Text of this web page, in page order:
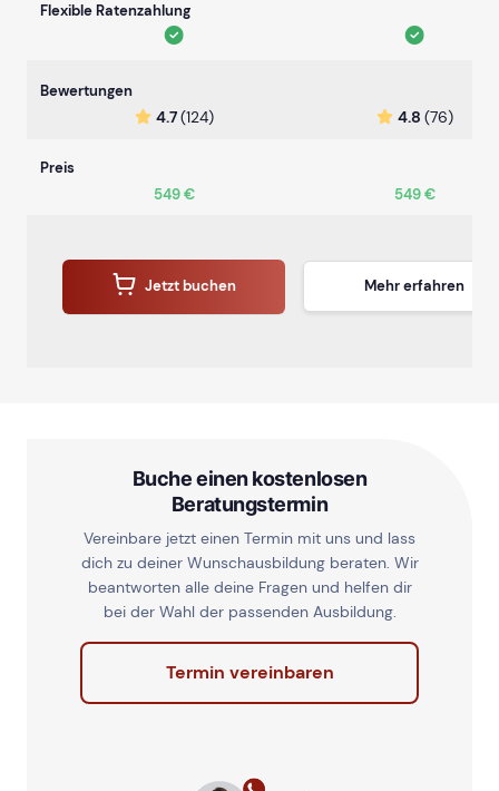
Flexible Ratenzahlung
Bewertungen
4.7(124) 4.8 (76)
Preis
549 €
549 €
Jetzt buchen Mehr erfahren
Buche einen kostenlosen
Beratungstermin
Vereinbare jetzt einen Termin mit uns und lass
dich zu deiner Wunschausbildung beraten. Wir
beantworten alle deine Fragen und helfen dir
bei der Wahl der passenden Ausbildung.
Termin vereinbaren